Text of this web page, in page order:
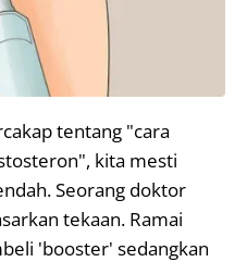
tentang "cara
kita mesti
Seorang doktor
tekaan. Ramai
'booster' sedangkan